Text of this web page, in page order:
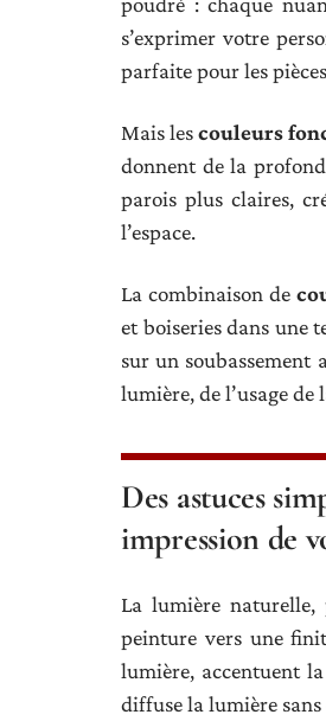
s’exprimer votre
parfaite pour les
Mais lescouleurs
donnent de la
parois plus claires,
l’espace.
La combinaison de
et boiseries dans une
sur un soubassement
lumière, de l’usage de
Des astuces
impression de
La lumière naturelle,
peinture vers une
lumière, accentuent
diffuse la lumière